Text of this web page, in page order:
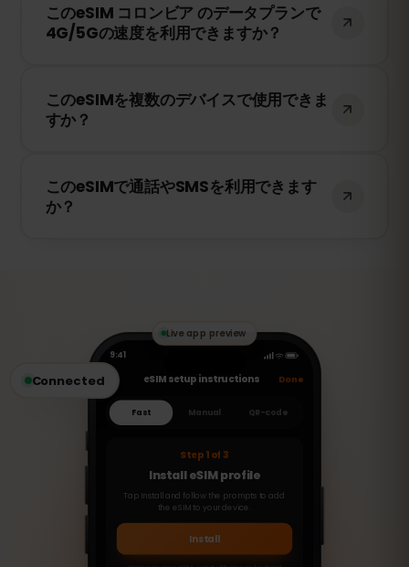
のネットワークに接続します。例えば、
Claro、TIGO、Movil などが含まれます。
このeSIM コロンビア のデータプランで
4G/5Gの速度を利用できますか？
を提供し、コロンビア で5Gが利用可能な
場合は5Gにも対応しています。快適なイン
このeSIMを複数のデバイスで使用できま
すか？
と、1台のデバイスにのみ紐付けられます。
スマートフォンを変更する場合は、新しい
このeSIMで通話やSMSを利用できます
か？